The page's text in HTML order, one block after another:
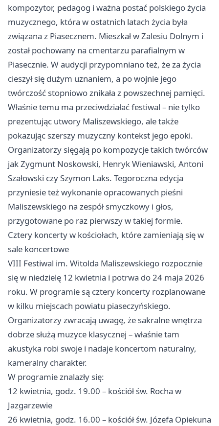
kompozytor, pedagog i ważna postać polskiego życia
muzycznego, która w ostatnich latach życia była
związana z Piasecznem. Mieszkał w Zalesiu Dolnym i
został pochowany na cmentarzu parafialnym w
Piasecznie. W audycji przypomniano też, że za życia
cieszył się dużym uznaniem, a po wojnie jego
twórczość stopniowo znikała z powszechnej pamięci.
Właśnie temu ma przeciwdziałać festiwal – nie tylko
prezentując utwory Maliszewskiego, ale także
pokazując szerszy muzyczny kontekst jego epoki.
Organizatorzy sięgają po kompozycje takich twórców
jak Zygmunt Noskowski, Henryk Wieniawski, Antoni
Szałowski czy Szymon Laks. Tegoroczna edycja
przyniesie też wykonanie opracowanych pieśni
Maliszewskiego na zespół smyczkowy i głos,
przygotowane po raz pierwszy w takiej formie.
Cztery koncerty w kościołach, które zamieniają się w
sale koncertowe
VIII Festiwal im. Witolda Maliszewskiego rozpocznie
się w niedzielę 12 kwietnia i potrwa do 24 maja 2026
roku. W programie są cztery koncerty rozplanowane
w kilku miejscach powiatu piaseczyńskiego.
Organizatorzy zwracają uwagę, że sakralne wnętrza
dobrze służą muzyce klasycznej – właśnie tam
akustyka robi swoje i nadaje koncertom naturalny,
kameralny charakter.
W programie znalazły się:
12 kwietnia, godz. 19.00 – kościół św. Rocha w
Jazgarzewie
26 kwietnia, godz. 16.00 – kościół św. Józefa Opiekuna